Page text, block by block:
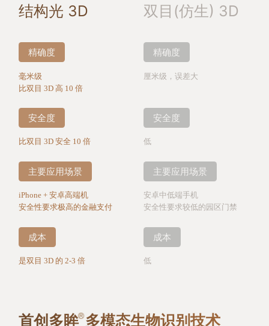
结构光 3D
精确度
毫米级
比双目 3D 高 10 倍
安全度
比双目 3D 安全 10 倍
主要应用场景
iPhone + 安卓高端机
安全性要求极高的金融支付
成本
是双目 3D 的 2-3 倍
双目(仿生) 3D
精确度
厘米级，误差大
安全度
低
主要应用场景
安卓中低端手机
安全性要求较低的园区门禁
成本
低
首创多眸 多模态生物识别技术